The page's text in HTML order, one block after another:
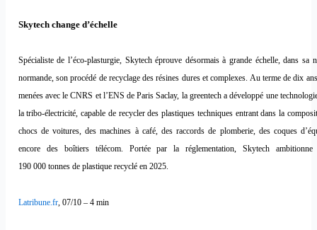
Skytech change d’échelle
Spécialiste de l’éco-plasturgie, Skytech éprouve désormais à grande échelle, dans sa
normande, son procédé de recyclage des résines dures et complexes. Au terme de dix
menées avec le CNRS et l’ENS de Paris Saclay, la greentech a développé une
la tribo-électricité, capable de recycler des plastiques techniques entrant dans la
chocs de voitures, des machines à café, des raccords de plomberie, des coques
encore des boîtiers télécom. Portée par la réglementation, Skytech
190 000 tonnes de plastique recyclé en 2025.
Latribune.fr, 07/10 – 4 min